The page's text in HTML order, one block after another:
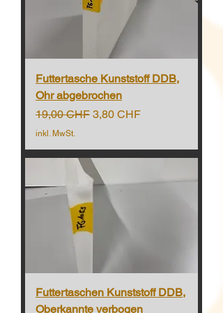
Futtertasche Kunststoff DDB,
Ohr abgebrochen
Standardpreis
19,00 CHF Sale-Preis
3,80 CHF
inkl. MwSt.
Futtertaschen Kunststoff DDB,
Oberkannte verbogen